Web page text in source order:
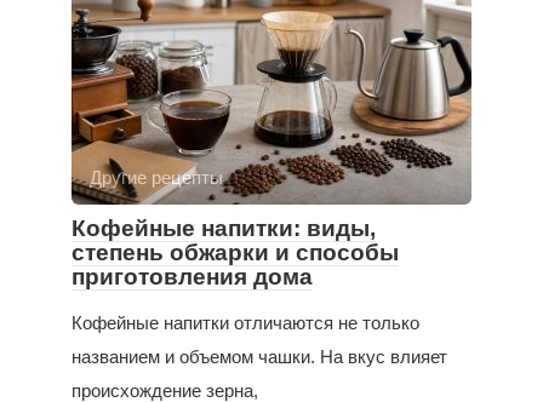
Другие рецепты
Кофейные напитки: виды,
степень обжарки и способы
приготовления дома
Кофейные напитки отличаются не только
названием и объемом чашки. На вкус влияет
происхождение зерна,